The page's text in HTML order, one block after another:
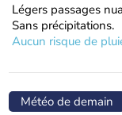
Légers passages
Sans précipitations.
Aucun risque de
Météo de demain